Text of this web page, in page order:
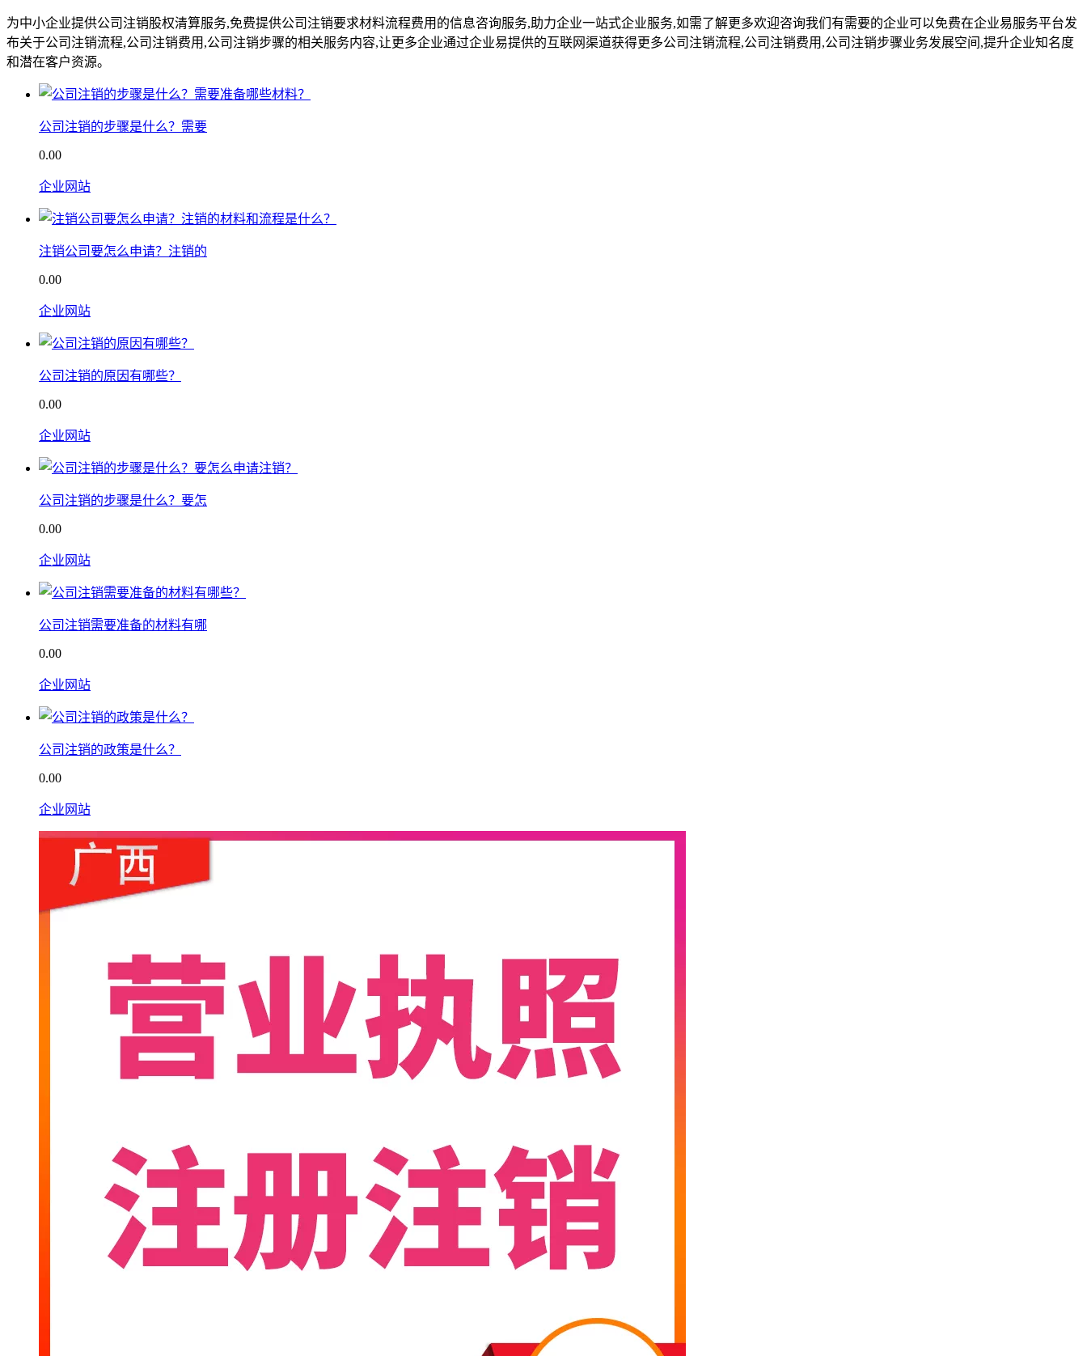
为中小企业提供公司注销股权清算服务,免费提供公司注销要求材料流程费用的信息咨询服务,助力企业一站式企业服务,如需了解更多欢迎咨询我们有需要的企业可以免费在企业易服务平台发
布关于公司注销流程,公司注销费用,公司注销步骤的相关服务内容,让更多企业通过企业易提供的互联网渠道获得更多公司注销流程,公司注销费用,公司注销步骤业务发展空间,提升企业知名度
和潜在客户资源。
公司注销的步骤是什么？需要
0.00
企业网站
注销公司要怎么申请？注销的
0.00
企业网站
公司注销的原因有哪些？
0.00
企业网站
公司注销的步骤是什么？要怎
0.00
企业网站
公司注销需要准备的材料有哪
0.00
企业网站
公司注销的政策是什么？
0.00
企业网站